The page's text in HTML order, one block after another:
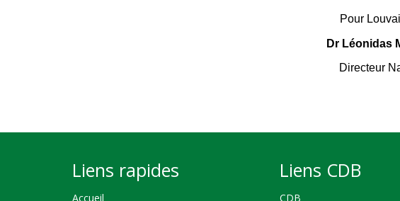
Pour
Dr Léonidas
Directeur
Liens rapides
Accueil
Liens CDB
CDB